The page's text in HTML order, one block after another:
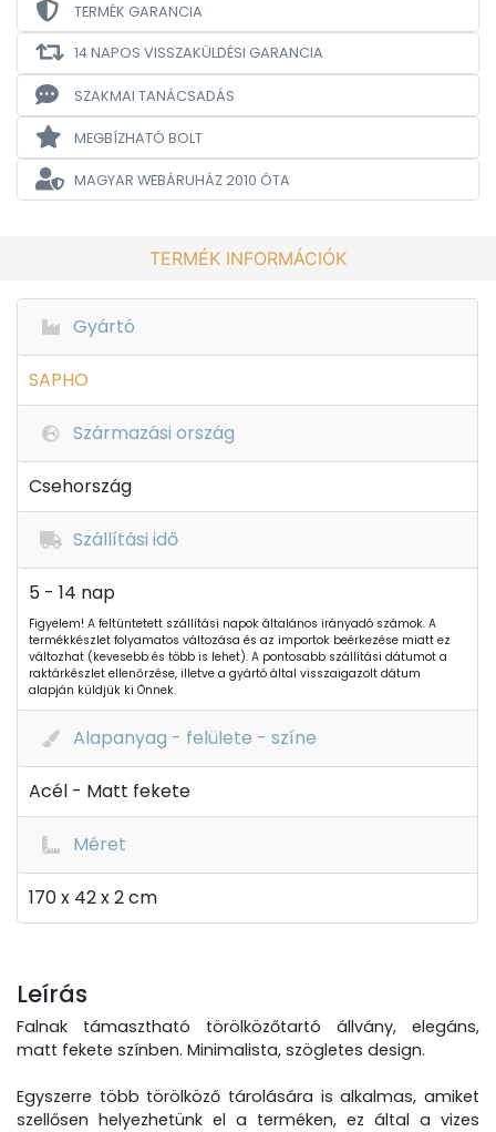
TERMÉK GARANCIA
14 NAPOS VISSZAKÜLDÉSI GARANCIA
SZAKMAI TANÁCSADÁS
MEGBÍZHATÓ BOLT
MAGYAR WEBÁRUHÁZ2010 ÓTA
TERMÉK INFORMÁCIÓK
Gyártó
SAPHO
Származási ország
Csehország
Szállítási idő
5 - 14 nap
Figyelem! A feltüntetett szállítási napok általános irányadó számok. A
termékkészlet folyamatos változása és az importok beérkezése miatt ez
változhat (kevesebb és több is lehet). A pontosabb szállítási dátumot a
raktárkészlet ellenőrzése, illetve a gyártó által visszaigazolt dátum
alapján küldjük ki Önnek.
Alapanyag - felülete - színe
Acél - Matt fekete
Méret
170 x 42 x 2 cm
Leírás
Falnak támasztható törölközőtartó állvány, elegáns,
matt fekete színben. Minimalista, szögletes design.
Egyszerre több törölköző tárolására is alkalmas, amiket
szellősen helyezhetünk el a terméken, ez által a vizes